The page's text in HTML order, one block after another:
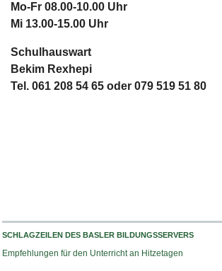
Mo-Fr 08.00-10.00 Uhr
Mi 13.00-15.00 Uhr
Schulhauswart
Bekim Rexhepi
Tel. 061 208 54 65 oder 079 519 51 80
SCHLAGZEILEN DES BASLER BILDUNGSSERVERS
Empfehlungen für den Unterricht an Hitzetagen